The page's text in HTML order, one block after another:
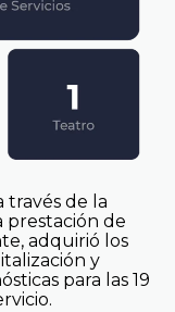
través de la
prestación de
adquirió los
y
para las 19